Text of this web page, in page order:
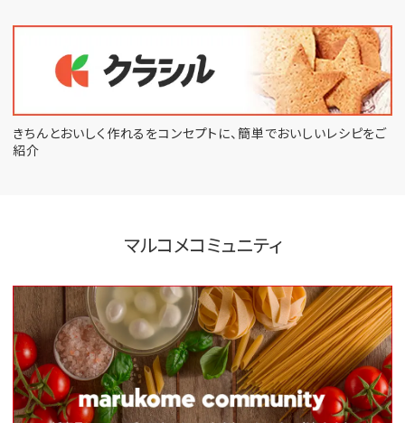
きちんとおいしく作れるをコンセプトに、 簡単でおいしいレシピをご
紹介
マルコメコミュニティ